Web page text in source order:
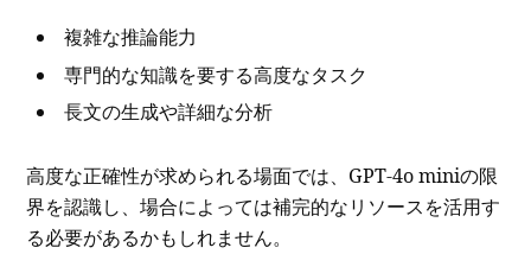
複雑な推論能力
専門的な知識を要する高度なタスク
長文の生成や詳細な分析
高度な正確性が求められる場面では、GPT-4o miniの限
界を認識し、場合によっては補完的なリソースを活用す
る必要があるかもしれません。